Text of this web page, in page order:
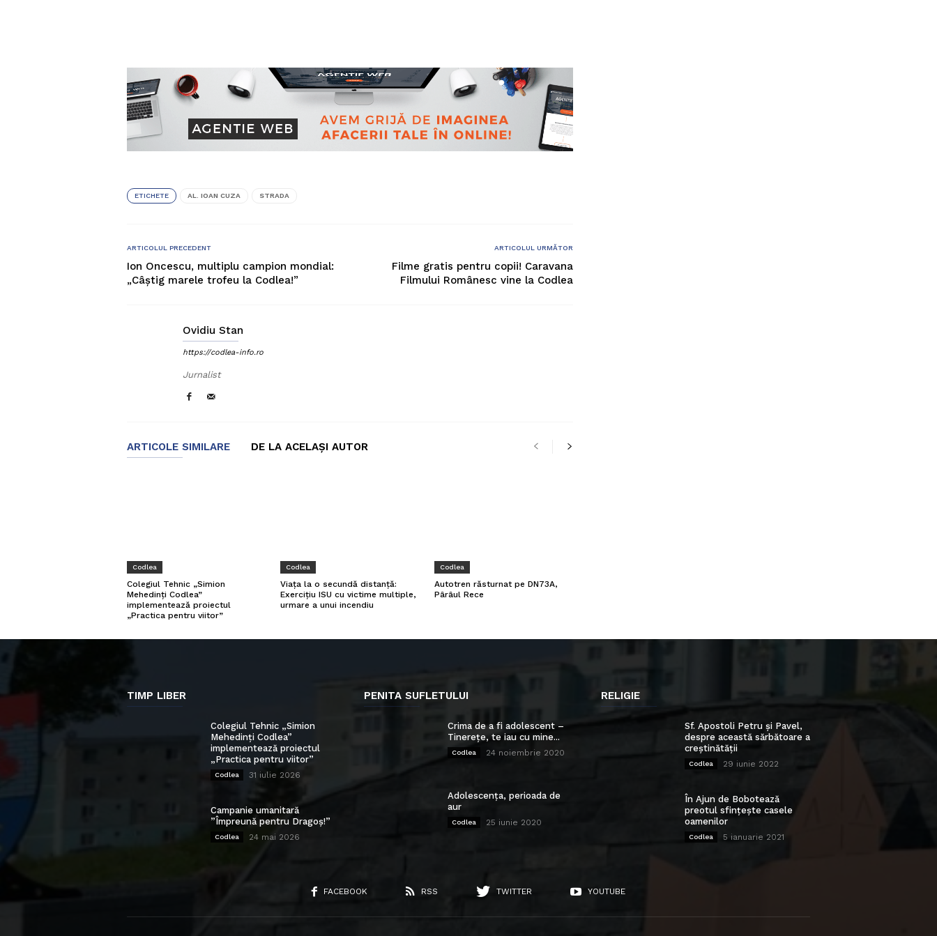
ETICHETE AL. IOAN CUZA STRADA
ARTICOLUL PRECEDENT
Ion Oncescu, multiplu campion mondial:
„Câștig marele trofeu la Codlea!”
ARTICOLUL URMĂTOR
Filme gratis pentru copii! Caravana
Filmului Românesc vine la Codlea
Ovidiu Stan
https://codlea-info.ro
Jurnalist
ARTICOLE SIMILARE DE LA ACELAȘI AUTOR
Codlea
Colegiul Tehnic „Simion
Mehedinți Codlea”
implementează proiectul
„Practica pentru viitor”
Codlea
Viața la o secundă distanță:
Exercițiu ISU cu victime multiple,
urmare a unui incendiu
Codlea
Autotren răsturnat pe DN73A,
Pârâul Rece
TIMP LIBER
Colegiul Tehnic „Simion
Mehedinți Codlea”
implementează proiectul
„Practica pentru viitor”
Codlea 31 iulie 2026
Campanie umanitară
”Împreună pentru Dragoș!”
Codlea 24 mai 2026
PENITA SUFLETULUI
Crima de a fi adolescent –
Tinerețe, te iau cu mine...
Codlea 24 noiembrie 2020
Adolescența, perioada de
aur
Codlea 25 iunie 2020
RELIGIE
Sf. Apostoli Petru și Pavel,
despre această sărbătoare a
creștinătății
Codlea 29 iunie 2022
În Ajun de Bobotează
preotul sfințește casele
oamenilor
Codlea 5 ianuarie 2021
FACEBOOK RSS TWITTER YOUTUBE